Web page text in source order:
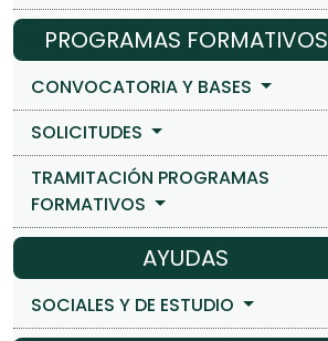
PROGRAMAS FORMATIVOS
CONVOCATORIA Y BASES
SOLICITUDES
TRAMITACIÓN PROGRAMAS
FORMATIVOS
AYUDAS
SOCIALES Y DE ESTUDIO